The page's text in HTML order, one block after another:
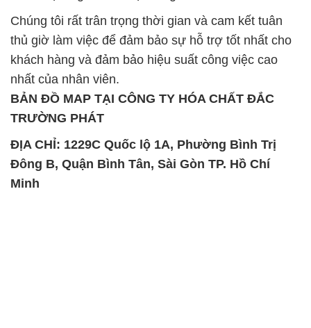
Chúng tôi rất trân trọng thời gian và cam kết tuân
thủ giờ làm việc để đảm bảo sự hỗ trợ tốt nhất cho
khách hàng và đảm bảo hiệu suất công việc cao
nhất của nhân viên.
BẢN ĐỒ MAP TẠI CÔNG TY HÓA CHẤT ĐẮC
TRƯỜNG PHÁT
ĐỊA CHỈ: 1229C Quốc lộ 1A, Phường Bình Trị
Đông B, Quận Bình Tân, Sài Gòn TP. Hồ Chí
Minh